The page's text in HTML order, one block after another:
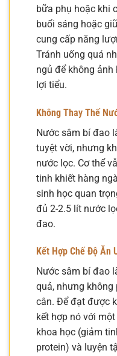
bữa phụ hoặc khi
buổi sáng hoặc
cung cấp năng
Tránh uống quá
ngủ để không
lợi tiểu.
Không Thay Thế
Nước sâm bí đao
tuyệt vời, nhưng
nước lọc. Cơ thể
tinh khiết hàng
sinh học quan
đủ 2-2.5 lít nước
đao.
Kết Hợp Chế Độ Ăn
Nước sâm bí đao
quả, nhưng không
cân. Để đạt được
kết hợp nó với
khoa học (giảm
protein) và luyện